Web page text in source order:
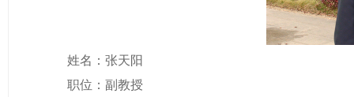
姓名：张天阳
职位：副教授